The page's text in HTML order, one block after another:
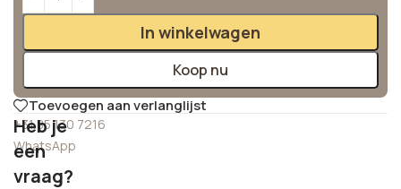
In winkelwagen
Koop nu
Toevoegen aan verlanglijst
+31 85 130 7216
WhatsApp
Heb je
een
vraag?